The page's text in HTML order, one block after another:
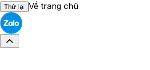
Thử lại Về trang chủ